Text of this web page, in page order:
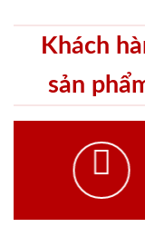
Khách
sản